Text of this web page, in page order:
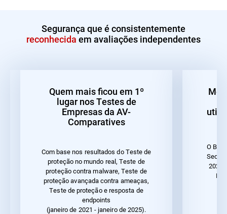
Segurança que é consistentemente
reconhecida em avaliações independentes
Quem mais ficou em 1º
lugar nos Testes de
Empresas da AV-
Comparatives
Com base nos resultados do Teste de
proteção no mundo real, Teste de
proteção contra malware, Teste de
proteção avançada contra ameaças,
Teste de proteção e resposta de
endpoints
(janeiro de 2021 - janeiro de 2025).
O
2023